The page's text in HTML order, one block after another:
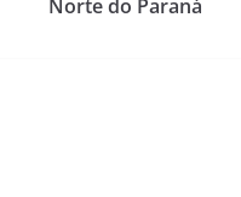
Norte do Paraná